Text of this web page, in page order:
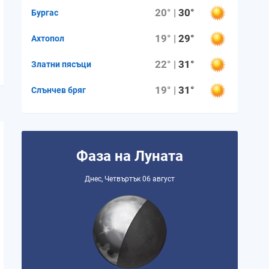
Бургас 20° |30°
Ахтопол 19° |29°
Златни пясъци 22° |31°
Слънчев бряг 19° |31°
Фаза на Луната
Днес, Четвъртък 06 август